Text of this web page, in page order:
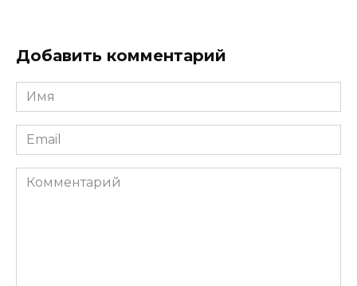
Добавить комментарий
Имя
*
Email
*
Комментарий